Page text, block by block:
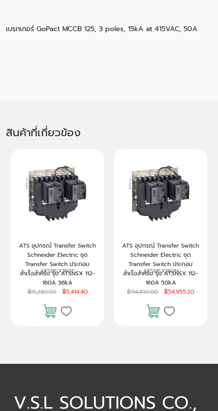
เบรกเกอร์ GoPact MCCB 125, 3 poles, 15kA at 415VAC, 50A
สินค้าที่เกี่ยวข้อง
ATS อุปกรณ์ Transfer Switch
Schneider Electric ชุด
Transfer Switch ประกอบ
สำเร็จสำหรับ รุ่น ATSNSX 112-
160A 36kA
ATSNSX160F
฿11,280.00 ฿5,414.40
ATS อุปกรณ์ Transfer Switch
Schneider Electric ชุด
Transfer Switch ประกอบ
สำเร็จสำหรับ รุ่น ATSNSX 112-
160A 50kA
ATSNSX160N
฿114,490.00 ฿54,955.20
V.S.L SOLUTIONS CO.,